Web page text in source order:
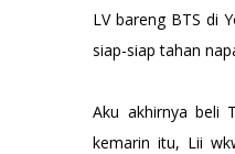
LV bareng BTS di
siap-siap tahan
Aku akhirnya beli
kemarin itu, Lii